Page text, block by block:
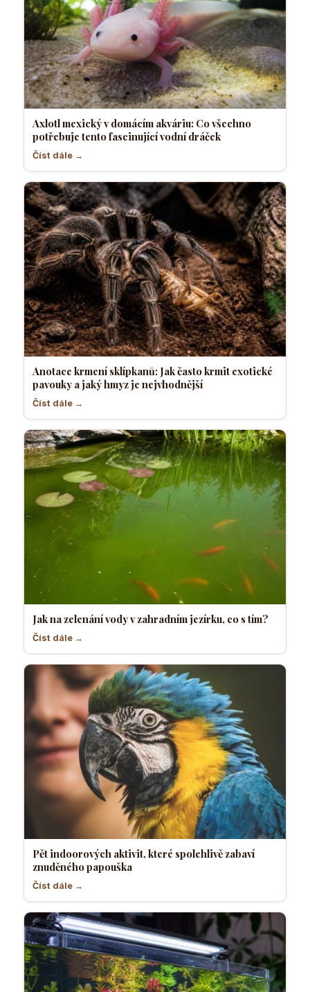
Axlotl mexický v domácím akváriu: Co všechno
potřebuje tento fascinující vodní dráček
Číst dále →
Anotace krmení sklípkanů: Jak často krmit exotické
pavouky a jaký hmyz je nejvhodnější
Číst dále →
Jak na zelenání vody v zahradním jezírku, co s tím?
Číst dále →
Pět indoorových aktivit, které spolehlivě zabaví
znuděného papouška
Číst dále →